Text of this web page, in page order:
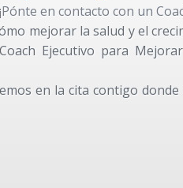
en contacto con un
mejorar la salud y el
Ejecutivo para
en la cita contigo